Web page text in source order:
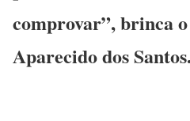
comprovar”, brinca
Aparecido dos Santos.